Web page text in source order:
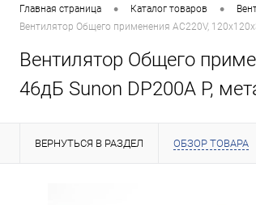
Главная страница • Каталог товаров •
Вентилятор Общего применения AC220V,
Вентилятор Общего
46дБ Sunon DP200A P,
ВЕРНУТЬСЯ В РАЗДЕЛ ОБЗОР ТОВАРА